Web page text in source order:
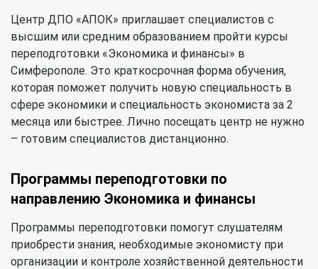
Центр ДПО «АПОК» приглашает специалистов с
высшим или средним образованием пройти курсы
переподготовки «Экономика и финансы» в
Симферополе. Это краткосрочная форма обучения,
которая поможет получить новую специальность в
сфере экономики и специальность экономиста за 2
месяца или быстрее. Лично посещать центр не нужно
– готовим специалистов дистанционно.
Программы переподготовки по
направлению Экономика и финансы
Программы переподготовки помогут слушателям
приобрести знания, необходимые экономисту при
организации и контроле хозяйственной деятельности